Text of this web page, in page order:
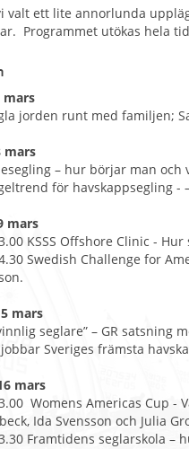
valt ett lite annorlunda
Programmet utökas hela
mars
jorden runt med familjen;
mars
– hur börjar man och
för havskappsegling -
mars
KSSS Offshore Clinic -
Swedish Challenge for
mars
seglare” – GR
jobbar Sveriges främsta
mars
Womens Americas Cup -
Ida Svensson och Julia
Framtidens seglarskola –